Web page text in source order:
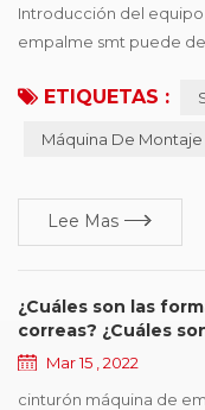
Introducción del
empalme smt puede
con la cinta. La
mejora la eficiencia del
ETIQUETAS :
Máquina De
Lee Mas
¿Cuáles son las
correas? ¿Cuáles
Mar 15 , 2022
cinturón máquina de